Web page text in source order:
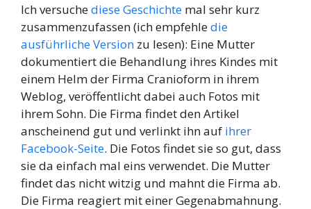
Ich versuchediese Geschichte mal sehr kurz
zusammenzufassen (ich empfehledie
ausführliche Version zu lesen): Eine Mutter
dokumentiert die Behandlung ihres Kindes mit
einem Helm der Firma Cranioform in ihrem
Weblog, veröffentlicht dabei auch Fotos mit
ihrem Sohn. Die Firma findet den Artikel
anscheinend gut und verlinkt ihn auf ihrer
Facebook-Seite. Die Fotos findet sie so gut, dass
sie da einfach mal eins verwendet. Die Mutter
findet das nicht witzig und mahnt die Firma ab.
Die Firma reagiert mit einer Gegenabmahnung.